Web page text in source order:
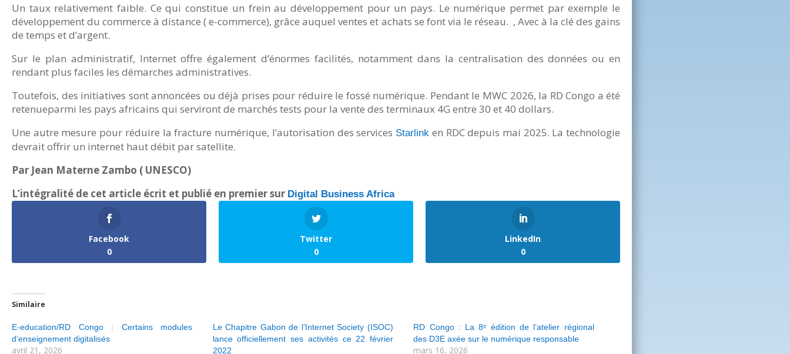
Un taux relativement faible. Ce qui constitue un frein au développement pour un pays. Le numérique permet par exemple le
développement du commerce à distance ( e-commerce), grâce auquel ventes et achats se font via le réseau. , Avec à la clé des gains
de temps et d’argent.
Sur le plan administratif, Internet offre également d’énormes facilités, notamment dans la centralisation des données ou en
rendant plus faciles les démarches administratives.
Toutefois, des initiatives sont annoncées ou déjà prises pour réduire le fossé numérique. Pendant le MWC 2026, la RD Congo a été
retenueparmi les pays africains qui serviront de marchés tests pour la vente des terminaux 4G entre 30 et 40 dollars.
Une autre mesure pour réduire la fracture numérique, l’autorisation des services Starlink en RDC depuis mai 2025. La technologie
devrait offrir un internet haut débit par satellite.
Par Jean Materne Zambo ( UNESCO)
L’intégralité de cet article écrit et publié en premier sur Digital Business Africa
Facebook
0
Twitter
0
LinkedIn
0
Similaire
E-education/RD Congo : Certains modules
d’enseignement digitalisés
avril 21, 2026
Le Chapitre Gabon de l’Internet Society (ISOC)
lance officiellement ses activités ce 22 février
2022
RD Congo : La 8ᵉ édition de l’atelier régional
des D3E axée sur le numérique responsable
mars 16, 2026